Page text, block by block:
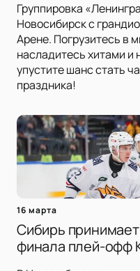
Группировка
Новосибирск с
Арене. Погрузитесь в
насладитесь хитами
упустите шанс стать
праздника!
16 марта
Сибирь
финала плей-офф